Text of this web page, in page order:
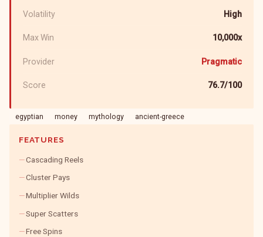
Volatility High
Max Win 10,000x
Provider Pragmatic
Score 76.7/100
egyptian money mythology ancient-greece
FEATURES
Cascading Reels
Cluster Pays
Multiplier Wilds
Super Scatters
Free Spins